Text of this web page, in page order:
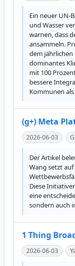
Ein neuer UN-
und Wasser
warnen, dass
ansammeln.
dem jährlichen
dominantes
mit 100
bessere
Kommunen
(g+) Meta
2026-06-03
Der Artikel
Wang setzt
Diese
eine
sondern auch
1 Thing
2026-06-03